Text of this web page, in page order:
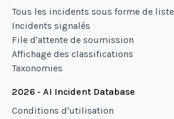
Tous les incidents sous forme de liste
Incidents signalés
File d'attente de soumission
Affichage des classifications
Taxonomies
2026 - AI Incident Database
Conditions d'utilisation